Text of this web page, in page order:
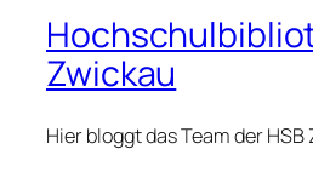
Zwickau
Hier bloggt das Team der HSB